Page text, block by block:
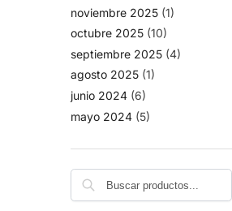
noviembre 2025 (1)
octubre 2025 (10)
septiembre 2025 (4)
agosto 2025 (1)
junio 2024 (6)
mayo 2024 (5)